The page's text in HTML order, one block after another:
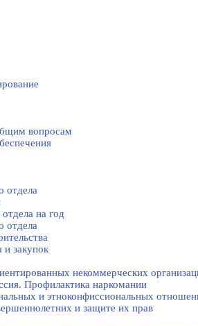
вопросам
отдела
на год
отдела
и закупок
некоммерческих
Профилактика наркомании
и этноконфиссиональных
и защите их прав